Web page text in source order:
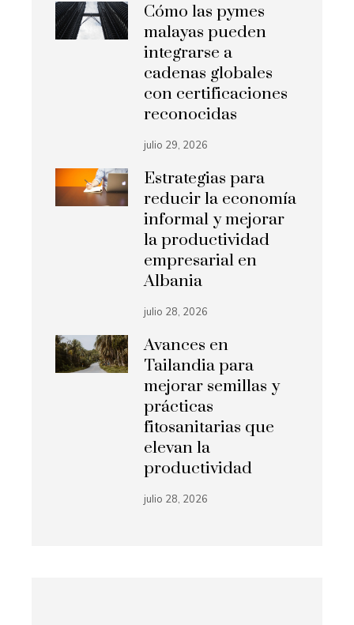
Cómo las pymes
malayas pueden
integrarse a
cadenas globales
con certificaciones
reconocidas
julio 29, 2026
Estrategias para
reducir la economía
informal y mejorar
la productividad
empresarial en
Albania
julio 28, 2026
Avances en
Tailandia para
mejorar semillas y
prácticas
fitosanitarias que
elevan la
productividad
julio 28, 2026